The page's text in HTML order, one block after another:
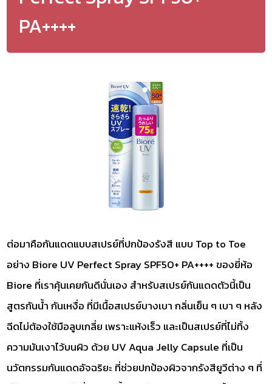
PA++++
ต่อมาคือกันแดดแบบสเปรย์ที่ปกป้องรังสี แบบ Top to Toe
อย่าง Biore UV Perfect Spray SPF50+ PA++++ ของยี่ห้อ
Biore ที่เราคุ้นเคยกันดีนั่นเอง สำหรับสเปรย์กันแดดตัวนี้เป็น
สูตรกันน้ำ กันเหงื่อ ที่มีเนื้อสเปรย์บางเบา กลิ่นเย็น ๆ เบา ๆ หลัง
ฉีดไม่ต้องใช้มือลูบเกลี่ย เพราะแห้งเร็ว และเป็นสเปรย์ที่ไม่ทิ้ง
ความมันเงาไว้บนผิว ด้วย UV Aqua Jelly Capsule ที่เป็น
นวัตกรรมกันแดดอัจฉริยะ ที่ช่วยปกป้องผิวจากรังสียูวีต่าง ๆ ที่